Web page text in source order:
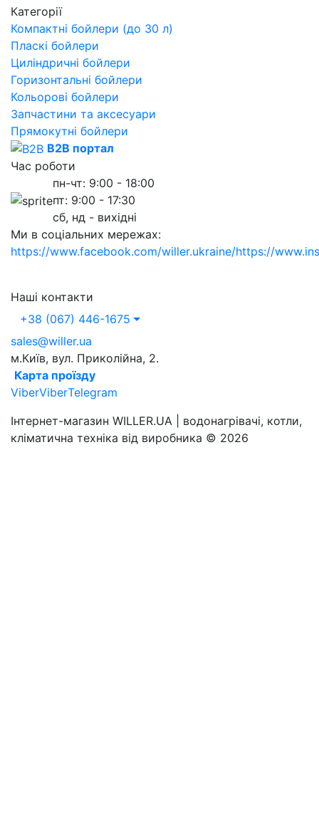
Категорії
Компактні бойлери (до 30 л)
Пласкі бойлери
Циліндричні бойлери
Горизонтальні бойлери
Кольорові бойлери
Запчастини та аксесуари
Прямокутні бойлери
B2B портал
Час роботи
пн-чт: 9:00 - 18:00
пт: 9:00 - 17:30
сб, нд - вихідні
Ми в соціальних мережах:
https://www.facebook.com/willer.ukraine/https://
Наші контакти
+38 (067) 446-1675
sales@willer.ua
м.Київ, вул. Приколійна, 2.
Карта проїзду
ViberViberTelegram
Інтернет-магазин WILLER.UA | водонагрівачі, котли,
кліматична техніка від виробника © 2026